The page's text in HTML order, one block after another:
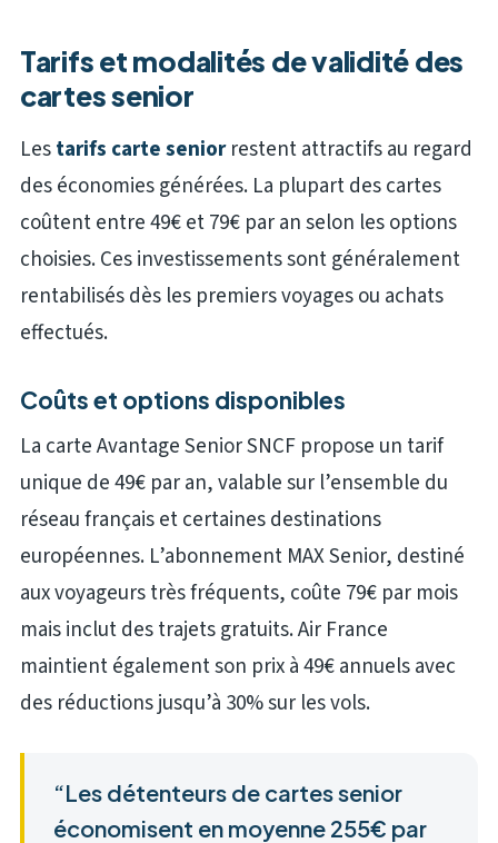
Tarifs et modalités de validité des
cartes senior
Lestarifs carte seniorrestent attractifs au regard
des économies générées. La plupart des cartes
coûtent entre 49€ et 79€ par an selon les options
choisies. Ces investissements sont généralement
rentabilisés dès les premiers voyages ou achats
effectués.
Coûts et options disponibles
La carte Avantage Senior SNCF propose un tarif
unique de 49€ par an, valable sur l’ensemble du
réseau français et certaines destinations
européennes. L’abonnement MAX Senior, destiné
aux voyageurs très fréquents, coûte 79€ par mois
mais inclut des trajets gratuits. Air France
maintient également son prix à 49€ annuels avec
des réductions jusqu’à 30% sur les vols.
“Les détenteurs de cartes senior
économisent en moyenne 255€ par